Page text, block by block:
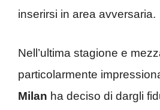
inserirsi in area avversaria.
Nell’ultima stagione e
particolarmente
Milan ha deciso di dargli